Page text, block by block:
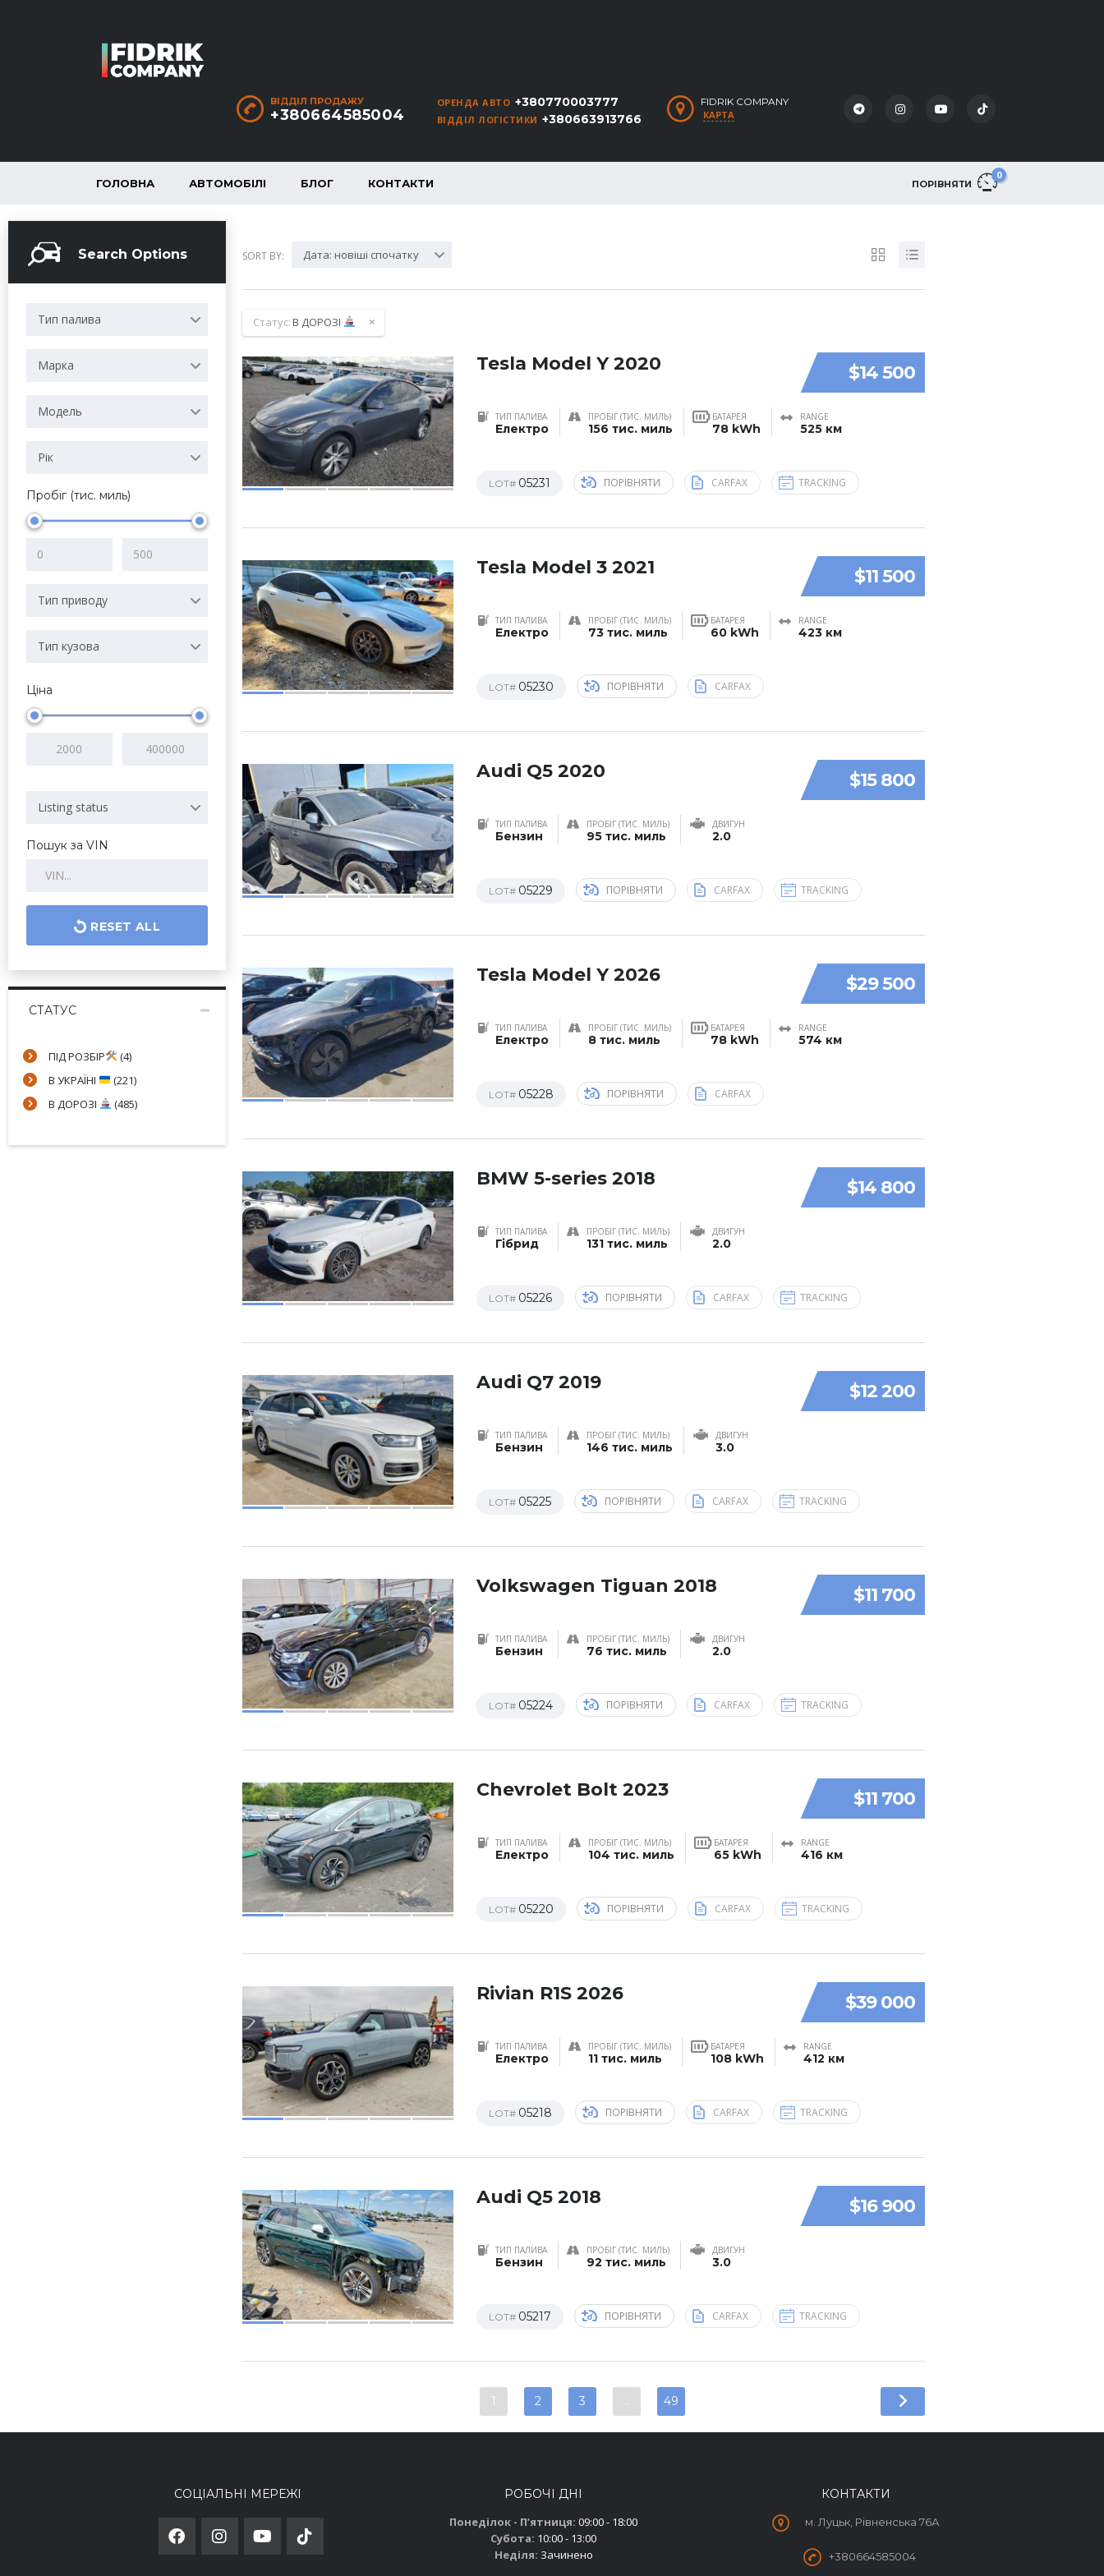
FIDRIK COMPANY
КАРТА
ОРЕНДА АВТО +380770003777
ВІДДІЛ ЛОГІСТИКИ +380663913766
ВІДДІЛ ПРОДАЖУ
+380664585004
ПОРІВНЯТИ
0
ГОЛОВНА АВТОМОБІЛІ БЛОГ КОНТАКТИ
Search Options
Тип палива
Марка
Модель
Рік
Пробіг (тис. миль)
Тип приводу
Тип кузова
Ціна
Listing status
Пошук за VIN
RESET ALL
СТАТУС
ПІД РОЗБІР
(4)
В УКРАЇНІ
(221)
В ДОРОЗІ
(485)
SORT BY: Дата: новіші спочатку
Статус:В ДОРОЗІ
$14 500
Tesla Model Y 2020
ТИП ПАЛИВА
Електро
ПРОБІГ (ТИС. МИЛЬ)
156 тис. миль
БАТАРЕЯ
78 kWh
RANGE
525 км
LOT# 05231 ПОРІВНЯТИ CARFAX TRACKING
$11 500
Tesla Model 3 2021
ТИП ПАЛИВА
Електро
ПРОБІГ (ТИС. МИЛЬ)
73 тис. миль
БАТАРЕЯ
60 kWh
RANGE
423 км
LOT# 05230 ПОРІВНЯТИ CARFAX
$15 800
Audi Q5 2020
ТИП ПАЛИВА
Бензин
ПРОБІГ (ТИС. МИЛЬ)
95 тис. миль
ДВИГУН
2.0
LOT# 05229 ПОРІВНЯТИ CARFAX TRACKING
$29 500
Tesla Model Y 2026
ТИП ПАЛИВА
Електро
ПРОБІГ (ТИС. МИЛЬ)
8 тис. миль
БАТАРЕЯ
78 kWh
RANGE
574 км
LOT# 05228 ПОРІВНЯТИ CARFAX
$14 800
BMW 5-series 2018
ТИП ПАЛИВА
Гібрид
ПРОБІГ (ТИС. МИЛЬ)
131 тис. миль
ДВИГУН
2.0
LOT# 05226 ПОРІВНЯТИ CARFAX TRACKING
$12 200
Audi Q7 2019
ТИП ПАЛИВА
Бензин
ПРОБІГ (ТИС. МИЛЬ)
146 тис. миль
ДВИГУН
3.0
LOT# 05225 ПОРІВНЯТИ CARFAX TRACKING
$11 700
Volkswagen Tiguan 2018
ТИП ПАЛИВА
Бензин
ПРОБІГ (ТИС. МИЛЬ)
76 тис. миль
ДВИГУН
2.0
LOT# 05224 ПОРІВНЯТИ CARFAX TRACKING
$11 700
Chevrolet Bolt 2023
ТИП ПАЛИВА
Електро
ПРОБІГ (ТИС. МИЛЬ)
104 тис. миль
БАТАРЕЯ
65 kWh
RANGE
416 км
LOT# 05220 ПОРІВНЯТИ CARFAX TRACKING
$39 000
Rivian R1S 2026
ТИП ПАЛИВА
Електро
ПРОБІГ (ТИС. МИЛЬ)
11 тис. миль
БАТАРЕЯ
108 kWh
RANGE
412 км
LOT# 05218 ПОРІВНЯТИ CARFAX TRACKING
$16 900
Audi Q5 2018
ТИП ПАЛИВА
Бензин
ПРОБІГ (ТИС. МИЛЬ)
92 тис. миль
ДВИГУН
3.0
LOT# 05217 ПОРІВНЯТИ CARFAX TRACKING
1 2 3 … 49
СОЦІАЛЬНІ МЕРЕЖІ
РОБОЧІ ДНІ
Понеділок - Пʼятниця: 09:00 - 18:00
Субота: 10:00 - 13:00
Неділя: Зачинено
КОНТАКТИ
м. Луцьк, Рівненська 76А
+380664585004